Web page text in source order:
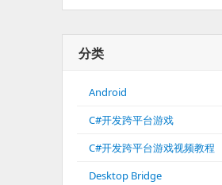
分类
Android
C#开发跨平台游戏
C#开发跨平台游戏视频教程
Desktop Bridge